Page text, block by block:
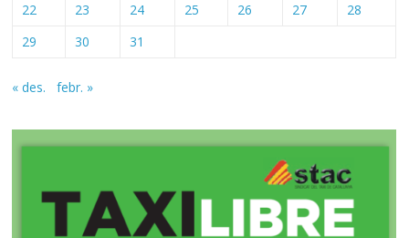
22
23 24 25 26 27
28
29
30 31
« des. febr. »